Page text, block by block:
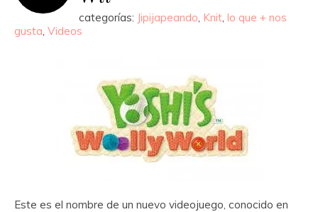
categorías: Jipijapeando, Knit, lo que + nos
gusta, Videos
Este es el nombre de un nuevo videojuego, conocido en